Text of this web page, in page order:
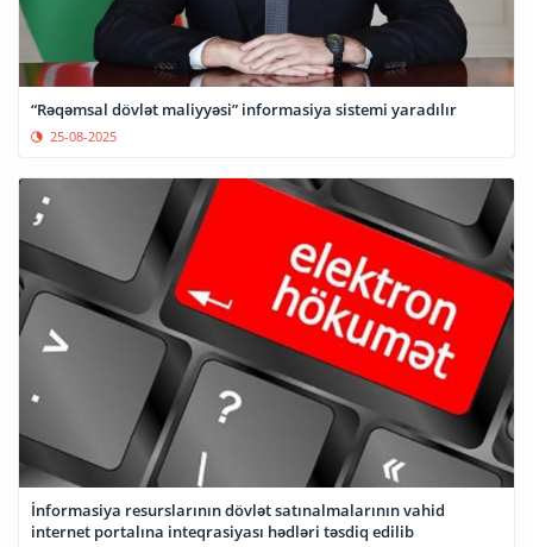
“Rəqəmsal dövlət maliyyəsi” informasiya sistemi yaradılır
25-08-2025
İnformasiya resurslarının dövlət satınalmalarının vahid
internet portalına inteqrasiyası hədləri təsdiq edilib